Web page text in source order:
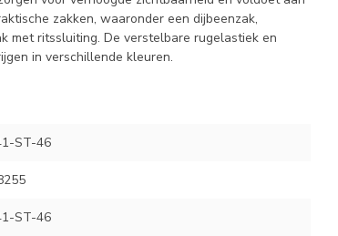
zakken, waaronder een dijbeenzak,
met ritssluiting. De verstelbare rugelastiek en
in verschillende kleuren.
ST-46
ST-46